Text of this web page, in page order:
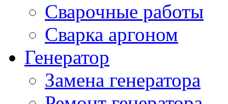
Сварочные работы
Сварка аргоном
Генератор
Замена генератора